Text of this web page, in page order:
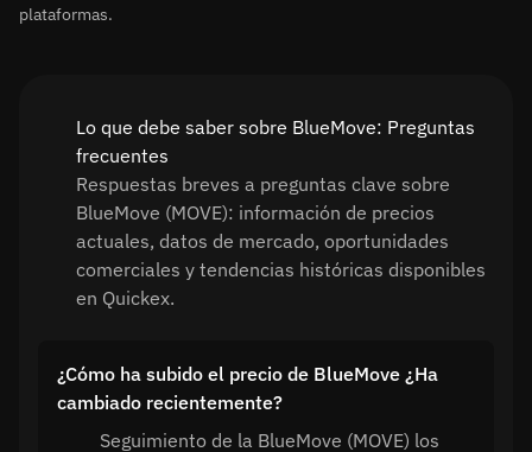
plataformas.
Lo que debe saber sobre BlueMove: Preguntas
frecuentes
Respuestas breves a preguntas clave sobre
BlueMove (MOVE): información de precios
actuales, datos de mercado, oportunidades
comerciales y tendencias históricas disponibles
en Quickex.
¿Cómo ha subido el precio de BlueMove ¿Ha
cambiado recientemente?
Seguimiento de la BlueMove (MOVE) los